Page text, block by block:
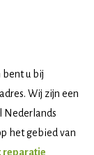
bent u bij
Wij zijn een
Nederlands
het gebied van
reparatie